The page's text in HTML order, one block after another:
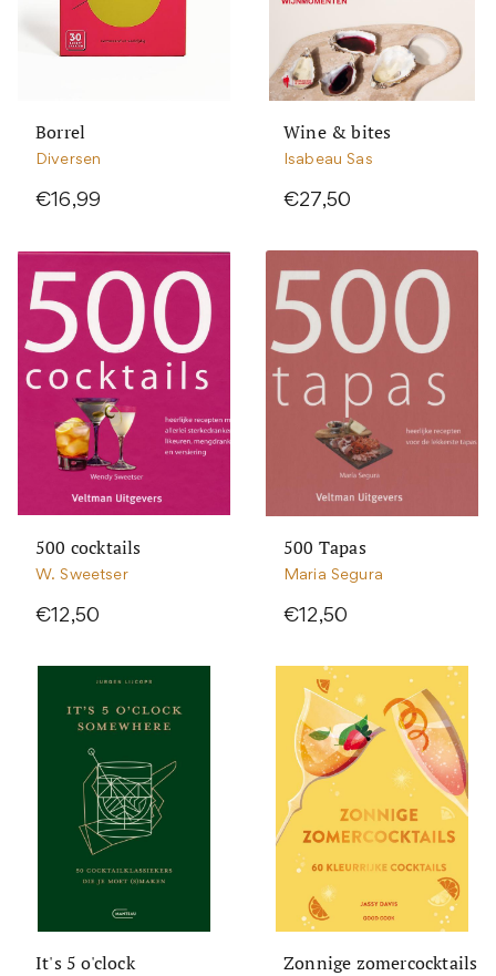
Borrel
Diversen
€16,99
Wine & bites
Isabeau Sas
€27,50
500 cocktails
W. Sweetser
€12,50
500 Tapas
Maria Segura
€12,50
It's 5 o'clock
Zonnige zomercocktails